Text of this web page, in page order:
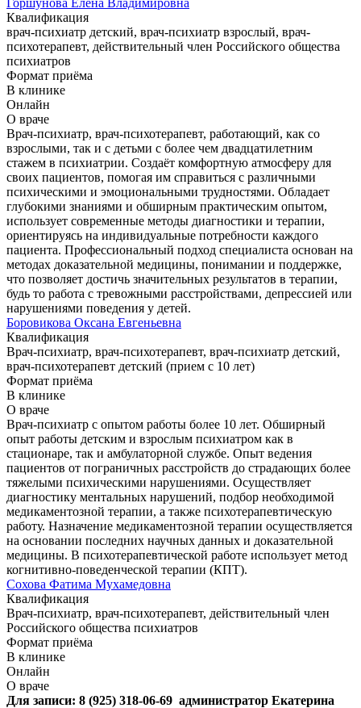
Квалификация
врач-психиатр детский, врач-психиатр взрослый, врач-
психотерапевт, действительный член Российского общества
психиатров
Формат приёма
В клинике
Онлайн
О враче
Врач-психиатр, врач-психотерапевт, работающий, как со
взрослыми, так и с детьми с более чем двадцатилетним
стажем в психиатрии. Создаёт комфортную атмосферу для
своих пациентов, помогая им справиться с различными
психическими и эмоциональными трудностями. Обладает
глубокими знаниями и обширным практическим опытом,
использует современные методы диагностики и терапии,
ориентируясь на индивидуальные потребности каждого
пациента. Профессиональный подход специалиста основан на
методах доказательной медицины, понимании и поддержке,
что позволяет достичь значительных результатов в терапии,
будь то работа с тревожными расстройствами, депрессией или
нарушениями поведения у детей.
Боровикова Оксана Евгеньевна
Квалификация
Врач-психиатр, врач-психотерапевт, врач-психиатр детский,
врач-психотерапевт детский (прием с 10 лет)
Формат приёма
В клинике
О враче
Врач-психиатр с опытом работы более 10 лет. Обширный
опыт работы детским и взрослым психиатром как в
стационаре, так и амбулаторной службе. Опыт ведения
пациентов от пограничных расстройств до страдающих более
тяжелыми психическими нарушениями. Осуществляет
диагностику ментальных нарушений, подбор необходимой
медикаментозной терапии, а также психотерапевтическую
работу. Назначение медикаментозной терапии осуществляется
на основании последних научных данных и доказательной
медицины. В психотерапевтической работе использует метод
когнитивно-поведенческой терапии (КПТ).
Сохова Фатима Мухамедовна
Квалификация
Врач-психиатр, врач-психотерапевт, действительный член
Российского общества психиатров
Формат приёма
В клинике
Онлайн
О враче
Для записи: 8 (925) 318-06-69 администратор Екатерина